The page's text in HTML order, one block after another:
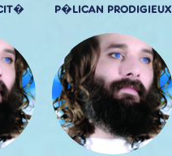
P�LICAN PRODIGIEUX